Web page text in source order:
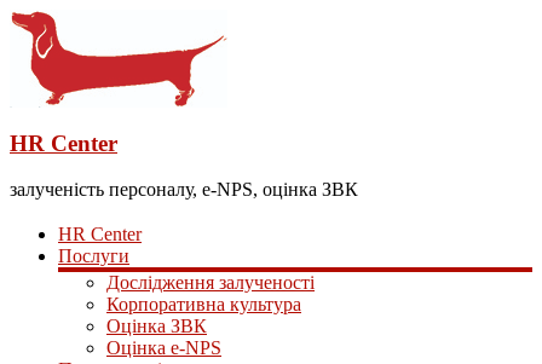
HR Center
залученість персоналу, e-NPS, оцінка ЗВК
HR Center
Послуги
Дослідження залученості
Корпоративна культура
Оцінка ЗВК
Оцінка e-NPS